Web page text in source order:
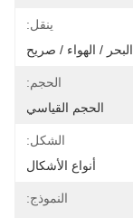
ينقل:
البحر / الهواء / صريح
الحجم:
الحجم القياسي
الشكل:
أنواع الأشكال
النموذج: